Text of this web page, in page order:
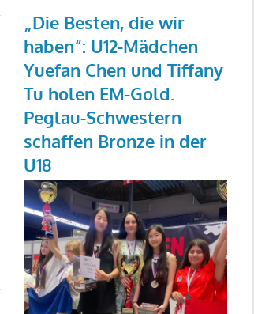
„Die Besten, die wir
haben“: U12-Mädchen
Yuefan Chen und Tiffany
Tu holen EM-Gold.
Peglau-Schwestern
schaffen Bronze in der
U18